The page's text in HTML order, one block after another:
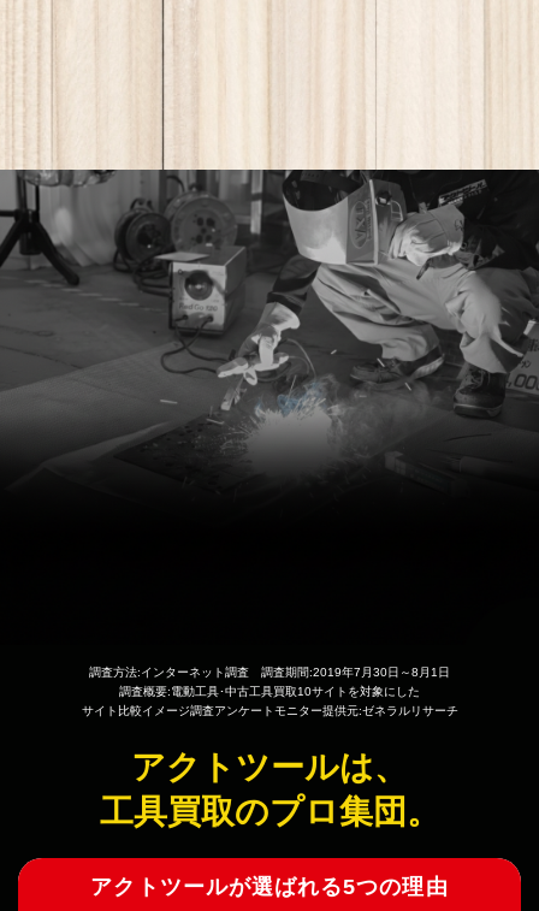
調査方法:インターネット調査 調査期間:2019年7月30日～8月1日
調査概要:電動工具･中古工具買取10サイトを対象にした
サイト比較イメージ調査アンケートモニター提供元:ゼネラルリサーチ
アクトツールは、
工具買取のプロ集団。
アクトツールが選ばれる5つの理由